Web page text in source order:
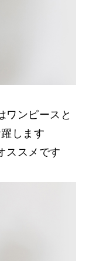
ワンピースと
します
ススメです